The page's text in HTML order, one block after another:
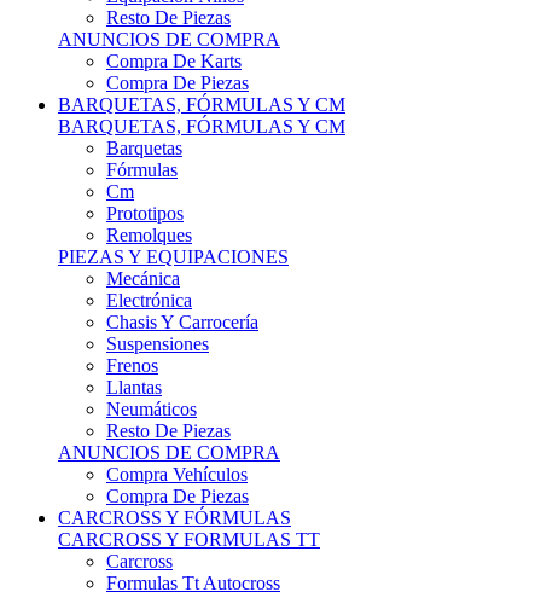
ANUNCIOS DE COMPRA
Compra De Karts
Compra De Piezas
BARQUETAS, FÓRMULAS Y CM
BARQUETAS, FÓRMULAS Y CM
Barquetas
Fórmulas
Cm
Prototipos
Remolques
PIEZAS Y EQUIPACIONES
Mecánica
Electrónica
Chasis Y Carrocería
Suspensiones
Frenos
Llantas
Neumáticos
Resto De Piezas
ANUNCIOS DE COMPRA
Compra Vehículos
Compra De Piezas
CARCROSS Y FÓRMULAS
CARCROSS Y FORMULAS TT
Carcross
Formulas Tt Autocross
Remolques